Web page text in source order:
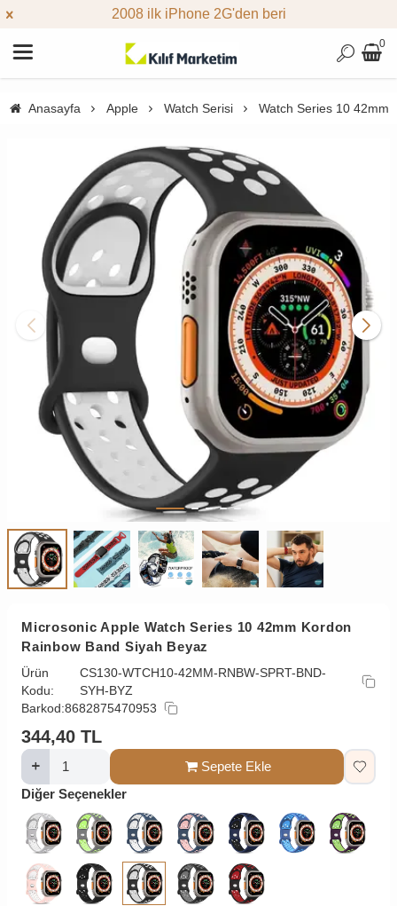
2008 ilk iPhone 2G'den beri
0
Anasayfa Apple Watch Serisi Watch Series 10 42mm
Microsonic Apple Watch Series 10 42mm Kordon
Rainbow Band Siyah Beyaz
Ürün
Kodu:
CS130-WTCH10-42MM-RNBW-SPRT-BND-
SYH-BYZ
Barkod:8682875470953
344,40 TL
Sepete Ekle
Diğer Seçenekler